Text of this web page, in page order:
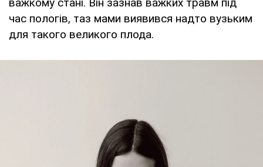
час пологів, таз мами виявився надто вузьким
для такого великого плода.